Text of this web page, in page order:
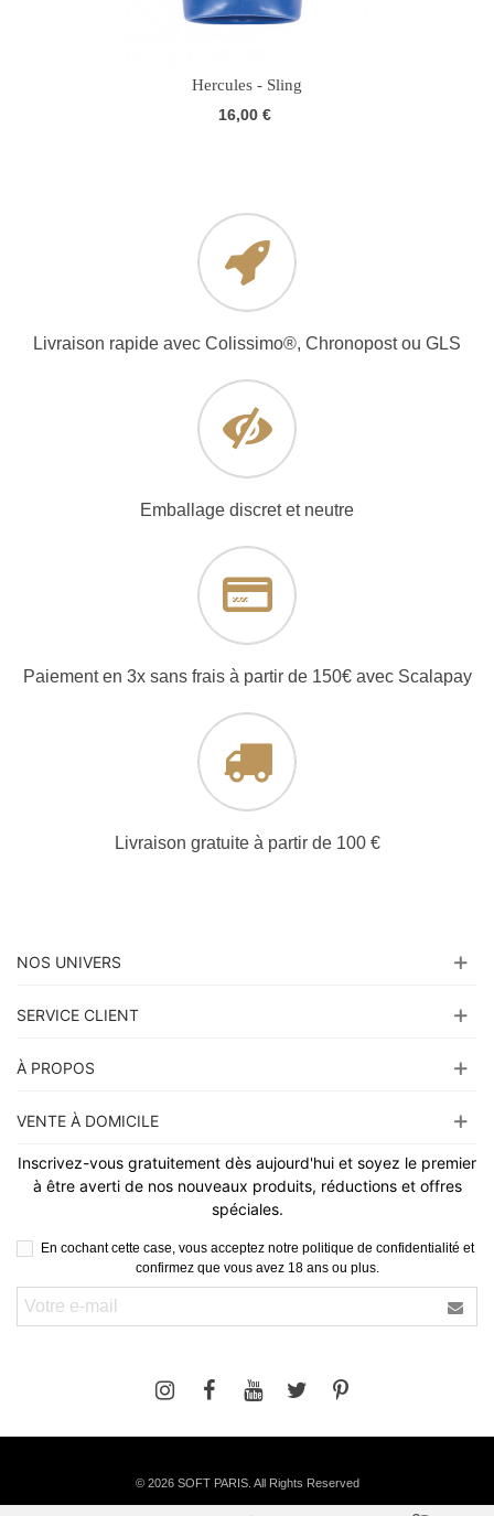
Hercules - Sling
16,00 €
Livraison rapide avec Colissimo®, Chronopost ou GLS
Emballage discret et neutre
Paiement en 3x sans frais à partir de 150€ avec Scalapay
Livraison gratuite à partir de 100 €
NOS UNIVERS
SERVICE CLIENT
À PROPOS
VENTE À DOMICILE
Inscrivez-vous gratuitement dès aujourd'hui et soyez le premier
à être averti de nos nouveaux produits, réductions et offres
spéciales.
En cochant cette case, vous acceptez notre politique de confidentialité et
confirmez que vous avez 18 ans ou plus.
© 2026 SOFT PARIS. All Rights Reserved